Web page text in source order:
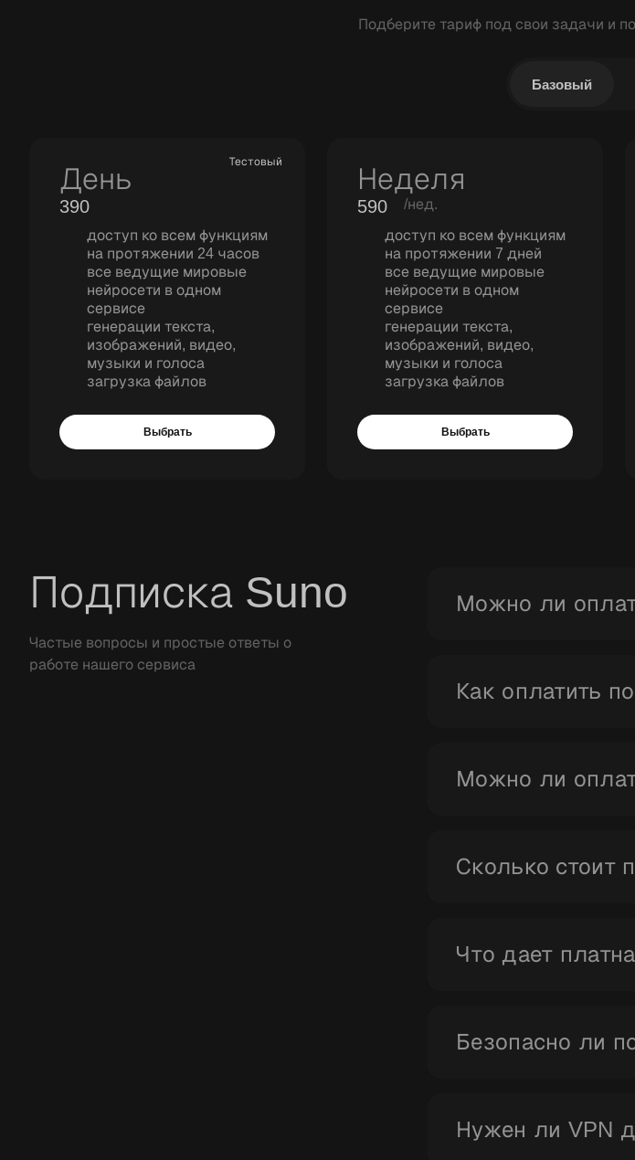
Подберите тариф под свои задачи и
Базовый
День
Тестовый
390
доступ ко всем функциям
на протяжении 24 часов
все ведущие мировые
нейросети в одном
сервисе
генерации текста,
изображений, видео,
музыки и голоса
загрузка файлов
Выбрать
Неделя
590
/нед.
доступ ко всем функциям
на протяжении 7 дней
все ведущие мировые
нейросети в одном
сервисе
генерации текста,
изображений, видео,
музыки и голоса
загрузка файлов
Выбрать
Подписка Suno
Частые вопросы и простые ответы о
работе нашего сервиса
Можно ли
Как оплатить
Можно ли
Сколько стоит
Что дает
Безопасно ли
Нужен ли VPN